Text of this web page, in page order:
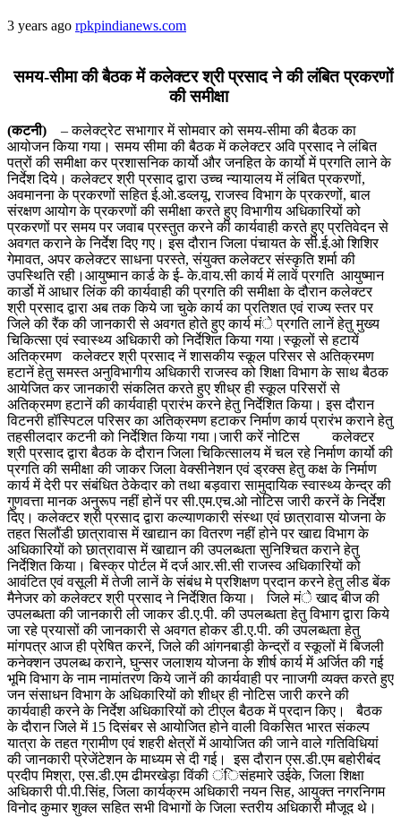
3 years ago rpkpindianews.com
समय-सीमा की बैठक में कलेक्टर श्री प्रसाद ने की लंबित प्रकरणों
की समीक्षा
(कटनी)
– कलेक्ट्रेट सभागार में सोमवार को समय-सीमा की बैठक का
आयोजन किया गया। समय सीमा की बैठक में कलेक्टर अवि प्रसाद ने लंबित
पत्रों की समीक्षा कर प्रशासनिक कार्याे और जनहित के कार्याे में प्रगति लाने के
निर्देश दिये। कलेक्टर श्री प्रसाद द्वारा उच्च न्यायालय में लंबित प्रकरणों,
अवमानना के प्रकरणों सहित ई.ओ.डव्लयू, राजस्व विभाग के प्रकरणों, बाल
संरक्षण आयोग के प्रकरणों की समीक्षा करते हुए विभागीय अधिकारियों को
प्रकरणों पर समय पर जवाब प्रस्तुत करने की कार्यवाही करते हुए प्रतिवेदन से
अवगत कराने के निर्देश दिए गए। इस दौरान जिला पंचायत के सी.ई.ओ शिशिर
गेमावत, अपर कलेक्टर साधना परस्ते, संयुक्त कलेक्टर संस्कृति शर्मा की
उपस्थिति रही।आयुष्मान कार्ड के ई- के.वाय.सी कार्य में लावें प्रगति आयुष्मान
कार्डाे में आधार लिंक की कार्यवाही की प्रगति की समीक्षा के दौरान कलेक्टर
श्री प्रसाद द्वारा अब तक किये जा चुके कार्य का प्रतिशत एवं राज्य स्तर पर
जिले की रैंक की जानकारी से अवगत होते हुए कार्य मंे प्रगति लानें हेतु मुख्य
चिकित्सा एवं स्वास्थ्य अधिकारी को निर्देशित किया गया।स्कूलों से हटायें
अतिक्रमण कलेक्टर श्री प्रसाद नें शासकीय स्कूल परिसर से अतिक्रमण
हटानें हेतु समस्त अनुविभागीय अधिकारी राजस्व को शिक्षा विभाग के साथ बैठक
आयेजित कर जानकारी संकलित करते हुए शीध्र ही स्कूल परिसरों से
अतिक्रमण हटानें की कार्यवाही प्रारंभ करने हेतु निर्देशित किया। इस दौरान
विटनरी हॉस्पिटल परिसर का अतिक्रमण हटाकर निर्माण कार्य प्रारंभ कराने हेतु
तहसीलदार कटनी को निर्देशित किया गया।जारी करें नोटिस कलेक्टर
श्री प्रसाद द्वारा बैठक के दौरान जिला चिकित्सालय में चल रहे निर्माण कार्याे की
प्रगति की समीक्षा की जाकर जिला वेक्सीनेशन एवं ड्रक्स हेतु कक्ष के निर्माण
कार्य में देरी पर संबंधित ठेकेदार को तथा बड़वारा सामुदायिक स्वास्थ्य केन्द्र की
गुणवत्ता मानक अनुरूप नहीं होनें पर सी.एम.एच.ओ नोटिस जारी करनें के निर्देश
दिए। कलेक्टर श्री प्रसाद द्वारा कल्याणकारी संस्था एवं छात्रावास योजना के
तहत सिलौंडी छात्रावास में खाद्यान का वितरण नहीं होने पर खाद्य विभाग के
अधिकारियों को छात्रावास में खाद्यान की उपलब्धता सुनिश्चित कराने हेतु
निर्देशित किया। बिस्क्र पोर्टल में दर्ज आर.सी.सी राजस्व अधिकारियों को
आवंटित एवं वसूली में तेजी लानें के संबंध मे प्रशिक्षण प्रदान करने हेतु लीड बेंक
मैनेजर को कलेक्टर श्री प्रसाद ने निर्देशित किया। जिले मंे खाद बीज की
उपलब्धता की जानकारी ली जाकर डी.ए.पी. की उपलब्धता हेतु विभाग द्वारा किये
जा रहे प्रयासों की जानकारी से अवगत होकर डी.ए.पी. की उपलब्धता हेतु
मांगपत्र आज ही प्रेषित करनें, जिले की आंगनबाड़ी केन्द्रों व स्कूलों में बिजली
कनेक्शन उपलब्ध कराने, घुन्सर जलाशय योजना के शीर्ष कार्य में अर्जित की गई
भूमि विभाग के नाम नामांतरण किये जानें की कार्यवाही पर नााजगी व्यक्त करते हुए
जन संसाधन विभाग के अधिकारियों को शीध्र ही नोटिस जारी करने की
कार्यवाही करने के निर्देश अधिकारियों को टीएल बैठक में प्रदान किए। बैठक
के दौरान जिले में 15 दिसंबर से आयोजित होने वाली विकसित भारत संकल्प
यात्रा के तहत ग्रामीण एवं शहरी क्षेत्रों में आयोजित की जाने वाले गतिविधियां
की जानकारी प्रेजेंटेशन के माध्यम से दी गई। इस दौरान एस.डी.एम बहोरीबंद
प्रदीप मिश्रा, एस.डी.एम ढीमरखेड़ा विंकी ंिसंहमारे उईके, जिला शिक्षा
अधिकारी पी.पी.सिंह, जिला कार्यक्रम अधिकारी नयन सिह, आयुक्त नगरनिगम
विनोद कुमार शुक्ल सहित सभी विभागों के जिला स्तरीय अधिकारी मौजूद थे।